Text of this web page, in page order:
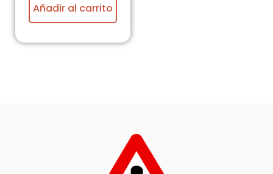
Añadir al carrito